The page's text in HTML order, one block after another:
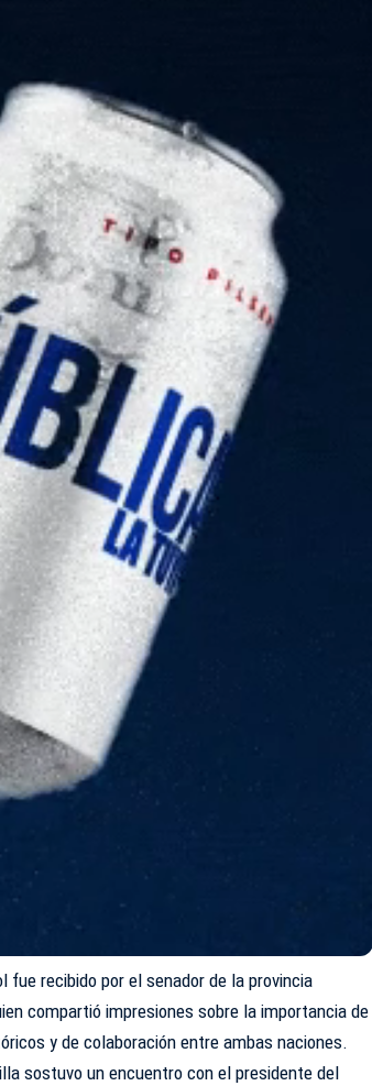
recibido por el senador de la provincia
compartió impresiones sobre la importancia de
y de colaboración entre ambas naciones.
sostuvo un encuentro con el presidente del